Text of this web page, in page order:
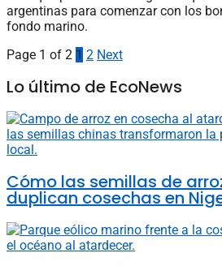
argentinas para comenzar con los
fondo marino.
Page 1 of 2 1 2 Next
Lo último de EcoNews
Cómo las semillas de
duplican cosechas en